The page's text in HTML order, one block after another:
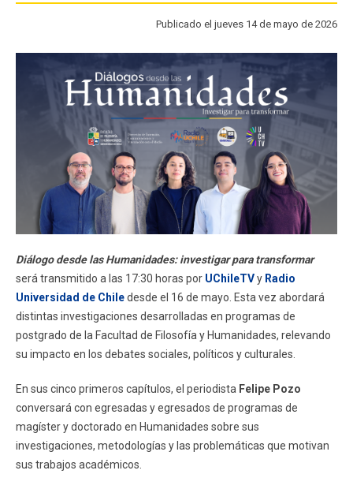
Académicos Egresados
Publicado el jueves 14 de mayo de 2026
Diálogo desde las Humanidades: investigar para transformar
será transmitido a las 17:30 horas por UChileTVy Radio
Universidad de Chiledesde el 16 de mayo. Esta vez abordará
distintas investigaciones desarrolladas en programas de
postgrado de la Facultad de Filosofía y Humanidades, relevando
su impacto en los debates sociales, políticos y culturales.
En sus cinco primeros capítulos, el periodista Felipe Pozo
conversará con egresadas y egresados de programas de
magíster y doctorado en Humanidades sobre sus
investigaciones, metodologías y las problemáticas que motivan
sus trabajos académicos.